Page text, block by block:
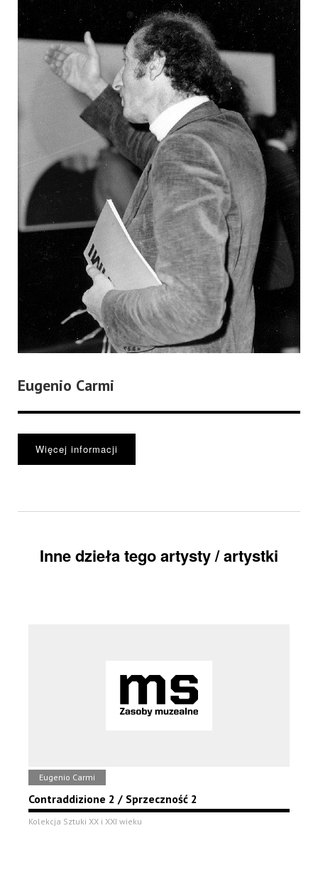
Eugenio Carmi
Więcej informacji
Inne dzieła tego artysty / artystki
Eugenio Carmi
Contraddizione 2 / Sprzeczność 2
Kolekcja Sztuki XX i XXI wieku